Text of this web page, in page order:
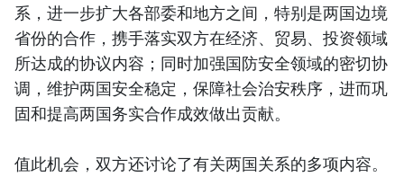
系，进一步扩大各部委和地方之间，特别是两国边境
省份的合作，携手落实双方在经济、贸易、投资领域
所达成的协议内容；同时加强国防安全领域的密切协
调，维护两国安全稳定，保障社会治安秩序，进而巩
固和提高两国务实合作成效做出贡献。
值此机会，双方还讨论了有关两国关系的多项内容。